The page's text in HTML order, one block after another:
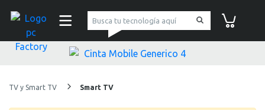
pc Factory
TV y Smart TV Smart TV